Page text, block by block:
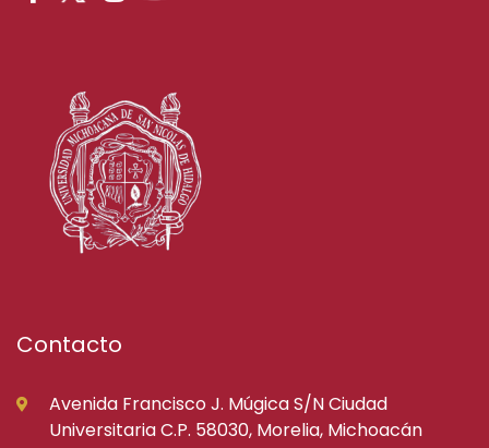
Contacto
Avenida Francisco J. Múgica S/N Ciudad
Universitaria C.P. 58030, Morelia, Michoacán